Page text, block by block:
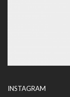
INSTAGRAM